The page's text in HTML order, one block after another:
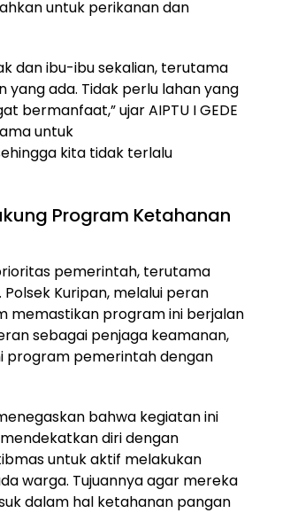
untuk perikanan dan
dan ibu-ibu sekalian, terutama
yang ada. Tidak perlu lahan yang
bermanfaat,” ujar AIPTU I GEDE
untuk
kita tidak terlalu
Program Ketahanan
pemerintah, terutama
Kuripan, melalui peran
memastikan program ini berjalan
sebagai penjaga keamanan,
program pemerintah dengan
bahwa kegiatan ini
diri dengan
untuk aktif melakukan
warga. Tujuannya agar mereka
dalam hal ketahanan pangan